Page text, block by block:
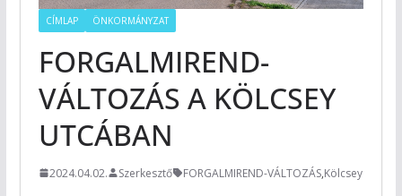
CÍMLAP ÖNKORMÁNYZAT
FORGALMIREND-
VÁLTOZÁS A KÖLCSEY
UTCÁBAN
2024.04.02. Szerkesztő FORGALMIREND-VÁLTOZÁS,Kölcsey